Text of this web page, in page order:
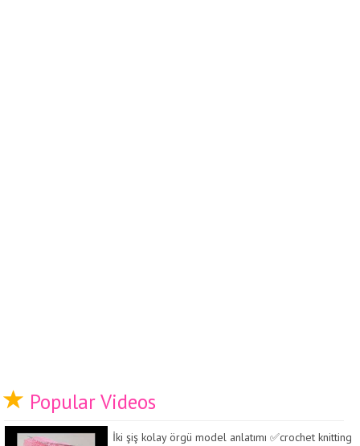
Popular Videos
İki şiş kolay örgü model anlatımı ✅crochet knitting